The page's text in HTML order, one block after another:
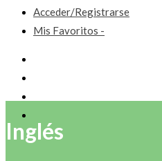
Acceder/Registrarse
Mis Favoritos -
Inglés